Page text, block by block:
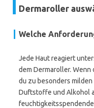
Dermaroller
Welche
Jede Haut reagiert
dem Dermaroller.
du zu besonders
Duftstoffe und Alkohol